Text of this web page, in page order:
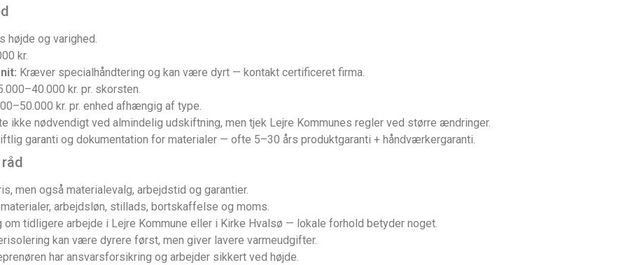
højde og varighed.
kr.
Kræver specialhåndtering og kan være dyrt — kontakt certificeret firma.
kr. pr. skorsten.
kr. pr. enhed afhængig af type.
ikke nødvendigt ved almindelig udskiftning, men tjek Lejre Kommunes regler ved større ændringer.
garanti og dokumentation for materialer — ofte 5–30 års produktgaranti + håndværkergaranti.
men også materialevalg, arbejdstid og garantier.
arbejdsløn, stillads, bortskaffelse og moms.
om tidligere arbejde i Lejre Kommune eller i Kirke Hvalsø — lokale forhold betyder noget.
kan være dyrere først, men giver lavere varmeudgifter.
har ansvarsforsikring og arbejder sikkert ved højde.